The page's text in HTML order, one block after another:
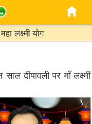
लक्ष्मी योग
दीपावली पर माँ लक्ष्मी